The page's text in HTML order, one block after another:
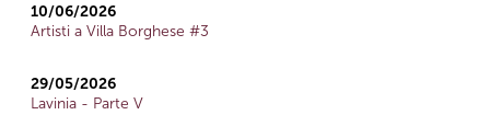
10/06/2026
Artisti a Villa Borghese #3
29/05/2026
Lavinia - Parte V